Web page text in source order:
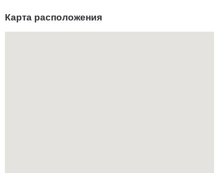
Карта расположения